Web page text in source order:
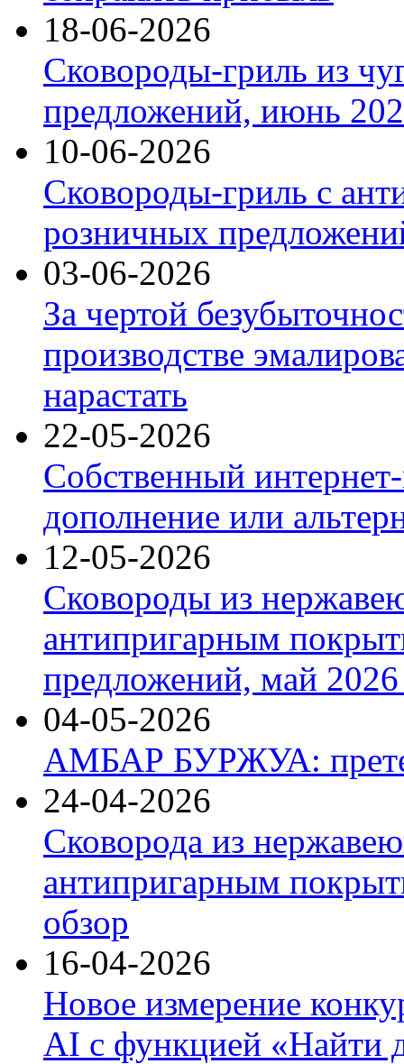
18-06-2026
Сковороды-гриль из
предложений, июнь
10-06-2026
Сковороды-гриль с
розничных
03-06-2026
За чертой
производстве
нарастать
22-05-2026
Собственный
дополнение или
12-05-2026
Сковороды из
антипригарным
предложений, май 2026
04-05-2026
АМБАР БУРЖУА:
24-04-2026
Сковорода из
антипригарным
обзор
16-04-2026
Новое измерение
AI с функцией «Найти